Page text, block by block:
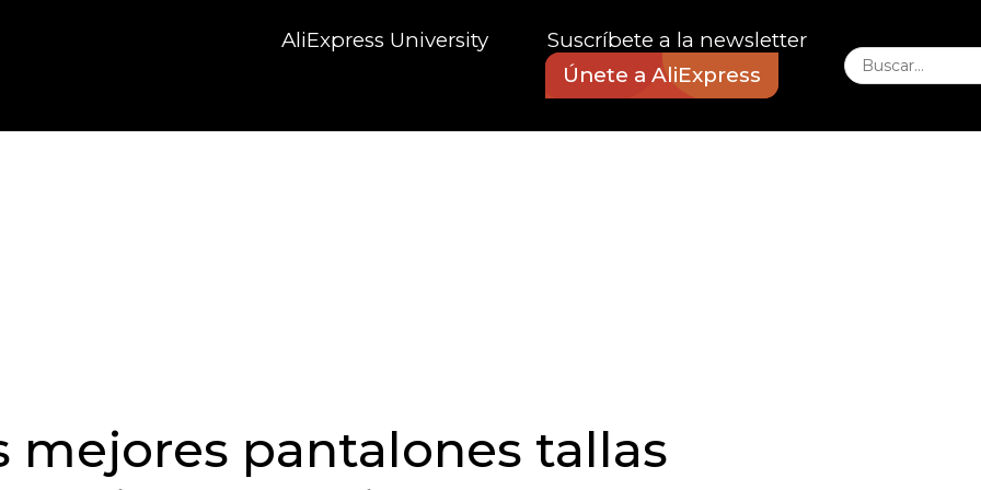
AliExpress University
Suscríbete a la newsletter
Únete a AliExpress
mejores pantalones tallas